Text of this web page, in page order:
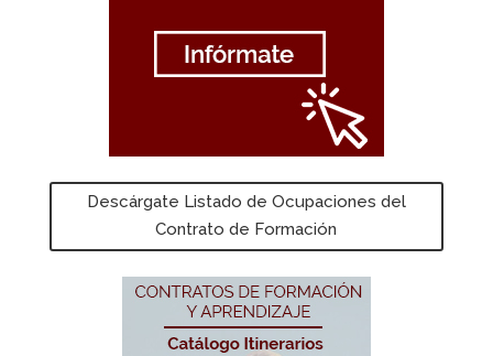
Descárgate Listado de Ocupaciones del
Contrato de Formación